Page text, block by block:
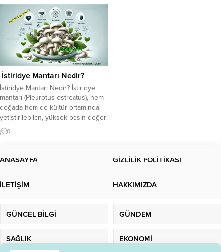
İstiridye Mantarı Nedir?
İstiridye Mantarı Nedir? İstiridye
mantarı (Pleurotus ostreatus), hem
doğada hem de kültür ortamında
yetiştirilebilen, yüksek besin değeri
ve sağlık yararlarıyla dikkat çeken
bir mantar türüdür. Şapka kısmı
ismi almıştır. Etli yapısı, düşük
diyetlerin yıldızıdır. Besin profiline
0
ANASAYFA GİZLİLİK POLİTİKASI
İLETİŞİM HAKKIMIZDA
GÜNCEL BİLGİ GÜNDEM
SAĞLIK EKONOMİ